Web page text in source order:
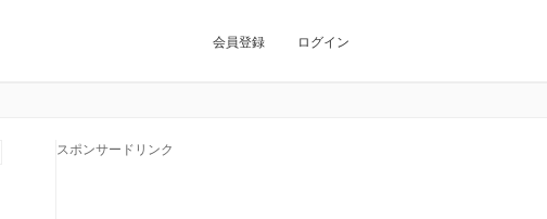
会員登録 ログイン
スポンサードリンク